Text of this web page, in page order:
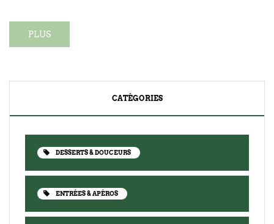
PLUS
CATÉGORIES
DESSERTS & DOUCEURS
ENTRÉES & APÉROS